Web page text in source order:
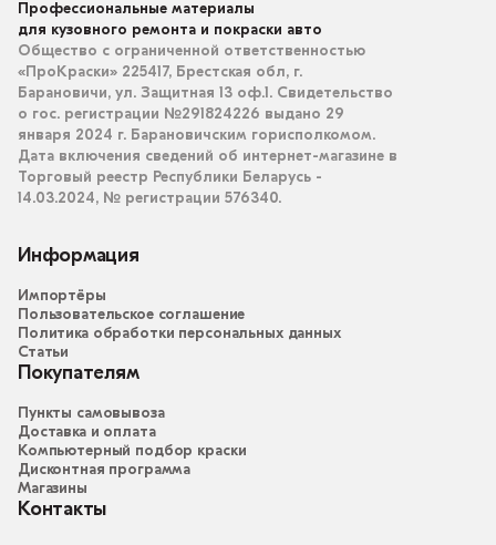
Профессиональные материалы
для кузовного ремонта и покраски авто
Общество с ограниченной ответственностью
«ПроКраски» 225417, Брестская обл, г.
Барановичи, ул. Защитная 13 оф.1. Свидетельство
о гос. регистрации №291824226 выдано 29
января 2024 г. Барановичским горисполкомом.
Дата включения сведений об интернет-магазине в
Торговый реестр Республики Беларусь -
14.03.2024, № регистрации 576340.
Информация
Импортёры
Пользовательское соглашение
Политика обработки персональных данных
Статьи
Покупателям
Пункты самовывоза
Доставка и оплата
Компьютерный подбор краски
Дисконтная программа
Магазины
Контакты